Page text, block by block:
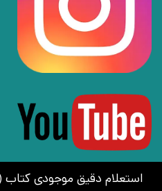
استعلام دقیق موجودی